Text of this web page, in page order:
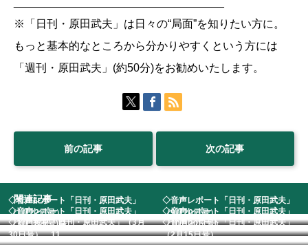
※「日刊・原田武夫」は日々の“局面”を知りたい方に。
もっと基本的なところから分かりやすくという方には
「週刊・原田武夫」(約50分)をお勧めいたします。
前の記事 次の記事
関連記事
◇音声レポート「日刊・原田武夫」
（1月22日号）
◇音声レポート「日刊・原田武夫」
（9月20日号） ...
◇音声レポート「日刊・原田武夫」
（3月18日号)発...
◇音声レポート「日刊・原田武夫」
（10月30日号）...
◇音声教材「日刊・原田武夫」（3月
30日号） 11...
◇音声レポート「日刊・原田武夫」
（2月15日号） ...